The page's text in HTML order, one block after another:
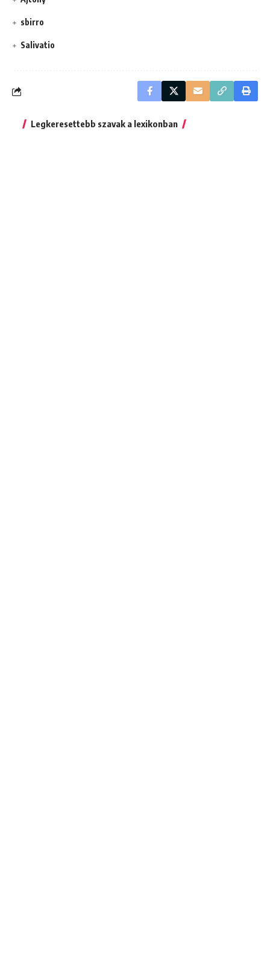
sbirro
Salivatio
Legkeresettebb szavak a lexikonban